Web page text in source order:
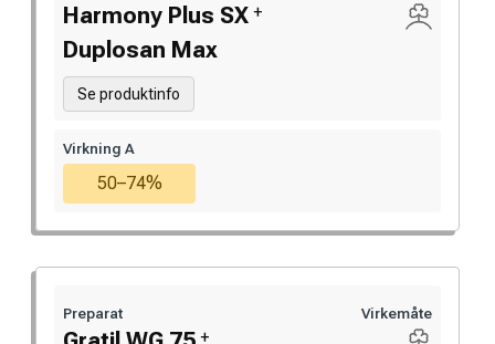
Harmony Plus SX +
Duplosan Max
Se produktinfo
Virkning A
50–74%
Preparat
+
Virkemåte